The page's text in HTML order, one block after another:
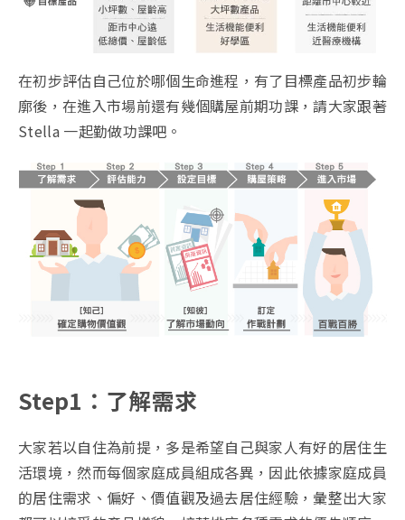
在初步評估自己位於哪個生命進程，有了目標產品初步輪
廓後，在進入市場前還有幾個購屋前期功課，請大家跟著
Stella 一起勤做功課吧。
Step1：了解需求
大家若以自住為前提，多是希望自己與家人有好的居住生
活環境，然而每個家庭成員組成各異，因此依據家庭成員
的居住需求、偏好、價值觀及過去居住經驗，彙整出大家